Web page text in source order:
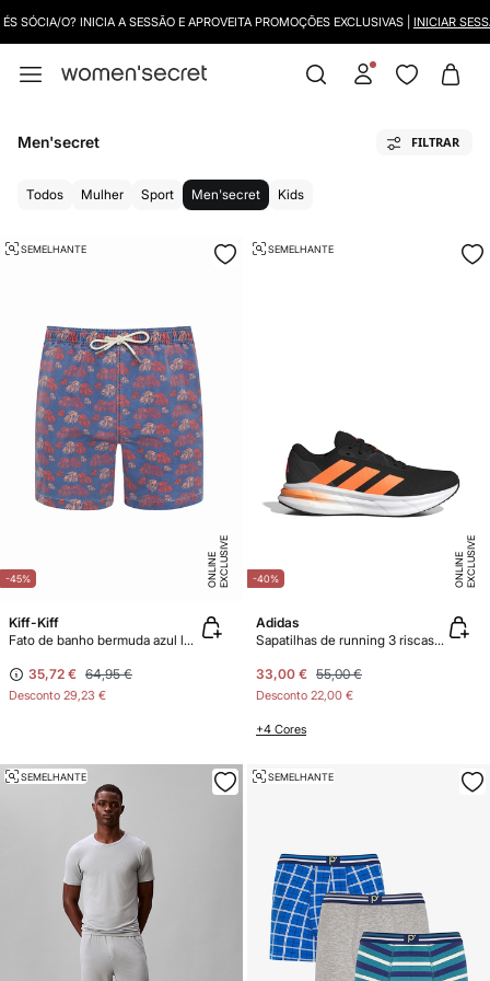
O? INICIA A SESSÃO E APROVEITA PROMOÇÕES EXCLUSIVAS |INICIAR SESSÃO
Men'secret FILTRAR
Todos Mulher Sport Men'secret Kids
-45% E
X
C
L
U
SI
V
E
O
N
LI
N
E
SEMELHANTE
Kiff-Kiff
Fato de banho bermuda azul lavagem de fetos marinhos
35,72 € 64,95 €
Desconto 29,23 €
-40% E
X
C
L
U
SI
V
E
O
N
LI
N
E
SEMELHANTE
Adidas
Sapatilhas de running 3 riscas Galaxy 7
33,00 € 55,00 €
Desconto 22,00 €
+4 Cores
SEMELHANTE SEMELHANTE